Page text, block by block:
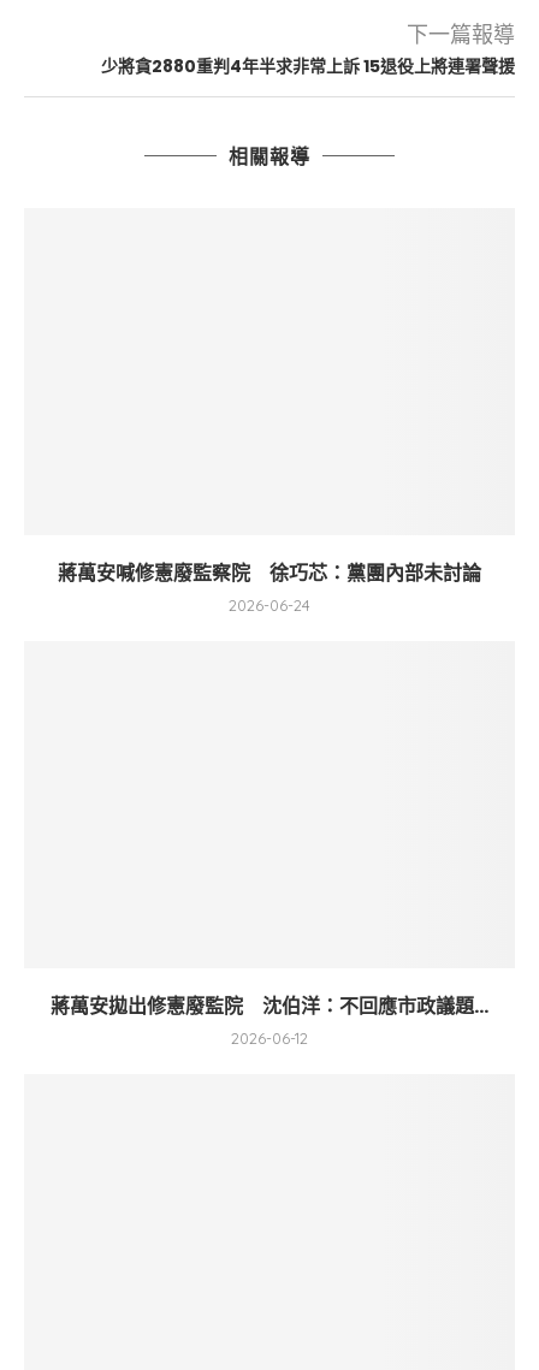
下一篇報導
少將貪2880重判4年半求非常上訴 15退役上將連署聲援
相關報導
蔣萬安喊修憲廢監察院 徐巧芯：黨團內部未討論
2026-06-24
蔣萬安拋出修憲廢監院 沈伯洋：不回應市政議題...
2026-06-12